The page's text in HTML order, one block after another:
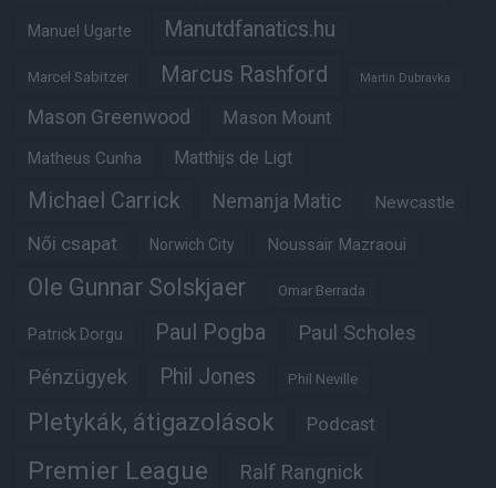
Manuel Ugarte Manutdfanatics.hu
Marcel Sabitzer Marcus Rashford Martin Dubravka
Mason Greenwood Mason Mount
Matheus Cunha Matthijs de Ligt
Michael Carrick Nemanja Matic Newcastle
Női csapat Norwich City Noussair Mazraoui
Ole Gunnar Solskjaer Omar Berrada
Patrick Dorgu Paul Pogba Paul Scholes
Pénzügyek Phil Jones Phil Neville
Pletykák, átigazolások Podcast
Premier League Ralf Rangnick